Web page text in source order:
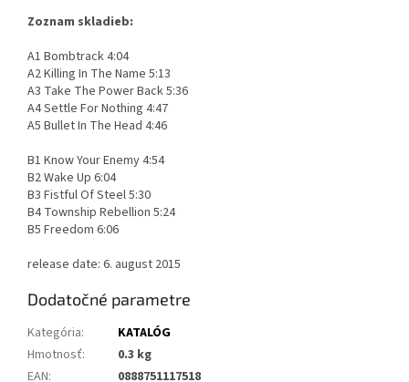
Zoznam skladieb:
A1 Bombtrack 4:04
A2 Killing In The Name 5:13
A3 Take The Power Back 5:36
A4 Settle For Nothing 4:47
A5 Bullet In The Head 4:46
B1 Know Your Enemy 4:54
B2 Wake Up 6:04
B3 Fistful Of Steel 5:30
B4 Township Rebellion 5:24
B5 Freedom 6:06
release date: 6. august 2015
Dodatočné parametre
Kategória:
KATALÓG
Hmotnosť:
0.3 kg
EAN:
0888751117518